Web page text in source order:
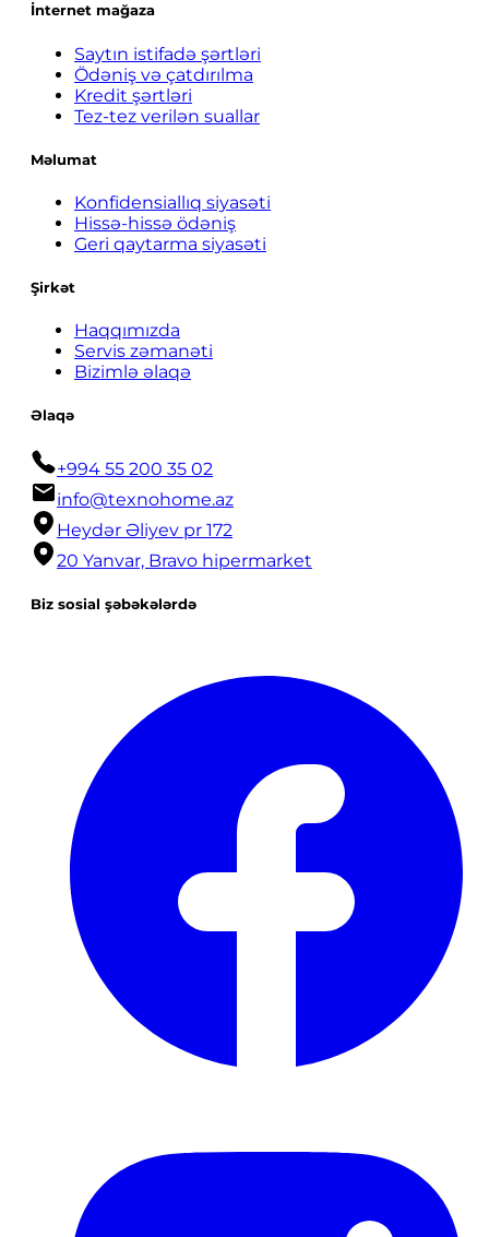
İnternet mağaza
Saytın istifadə şərtləri
Ödəniş və çatdırılma
Kredit şərtləri
Tez-tez verilən suallar
Məlumat
Konfidensiallıq siyasəti
Hissə-hissə ödəniş
Geri qaytarma siyasəti
Şirkət
Haqqımızda
Servis zəmanəti
Bizimlə əlaqə
Əlaqə
+994 55 200 35 02
info@texnohome.az
Heydər Əliyev pr 172
20 Yanvar, Bravo hipermarket
Biz sosial şəbəkələrdə